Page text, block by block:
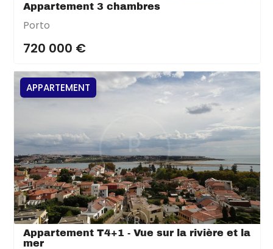
Appartement 3 chambres
Porto
720 000 €
APPARTEMENT
Appartement T4+1 - Vue sur la rivière et la
mer